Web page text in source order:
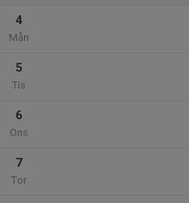
4
Mån
5
Tis
6
Ons
7
Tor